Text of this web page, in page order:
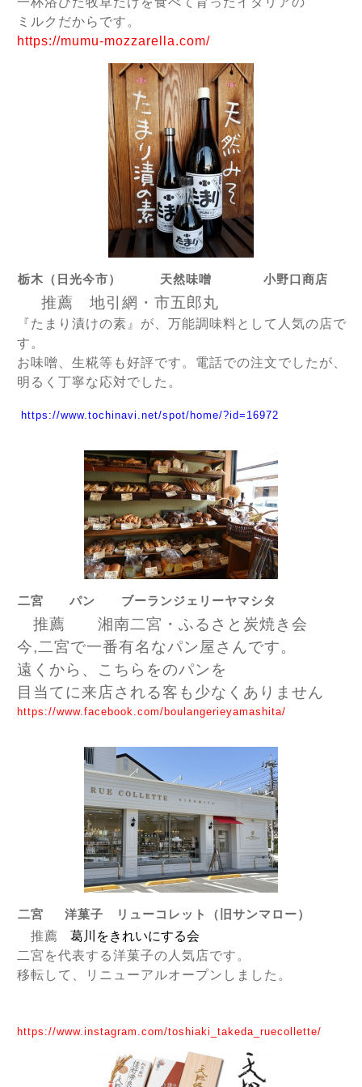
ミルクだからです。
https://mumu-mozzarella.com/
栃木（日光今市） 天然味噌 小野口商店
推薦 地引網・市五郎丸
『たまり漬けの素』が、万能調味料として人気の店で
す。
お味噌、生糀等も好評です。電話での注文でしたが、
明るく丁寧な応対でした。
https://www.tochinavi.net/spot/home/?id=16972
二宮 パン ブーランジェリーヤマシタ
推薦 湘南二宮・ふるさと炭焼き会
今,二宮で一番有名なパン屋さんです。
遠くから、こちらをのパンを
目当てに来店される客も少なくありません
https://www.facebook.com/boulangerieyamashita/
二宮 洋菓子 リューコレット（旧サンマロー）
推薦 葛川をきれいにする会
二宮を代表する洋菓子の人気店です。
移転して、リニューアルオープンしました。
https://www.instagram.com/toshiaki_takeda_ruecollette/